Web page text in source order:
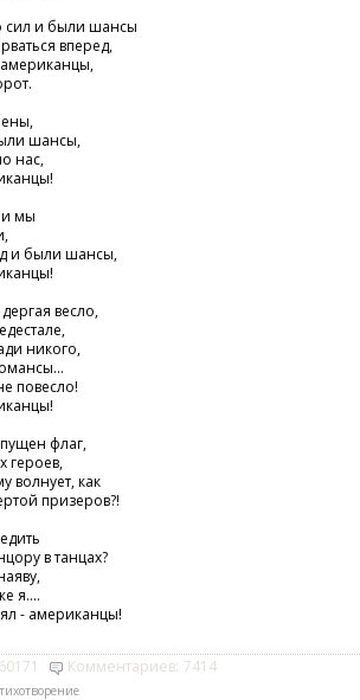
сил и были шансы
вперед,
шансы,
нас,
мы
и были шансы,
весло,
никого,
повесло!
флаг,
героев,
волнует, как
призеров?!
в танцах?
я....
- американцы!
Комментариев: 7414